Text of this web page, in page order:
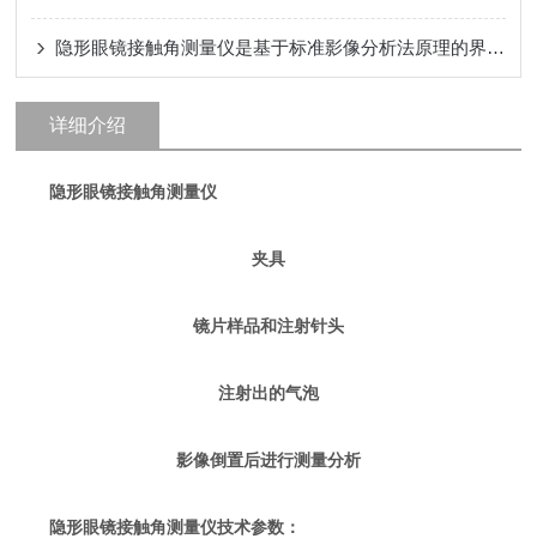
隐形眼镜接触角测量仪是基于标准影像分析法原理的界面化学测试系统
详细介绍
隐形眼镜接触角测量仪
夹具
镜片样品和注射针头
注射出的气泡
影像倒置后进行测量分析
隐形眼镜接触角测量仪技术参数：